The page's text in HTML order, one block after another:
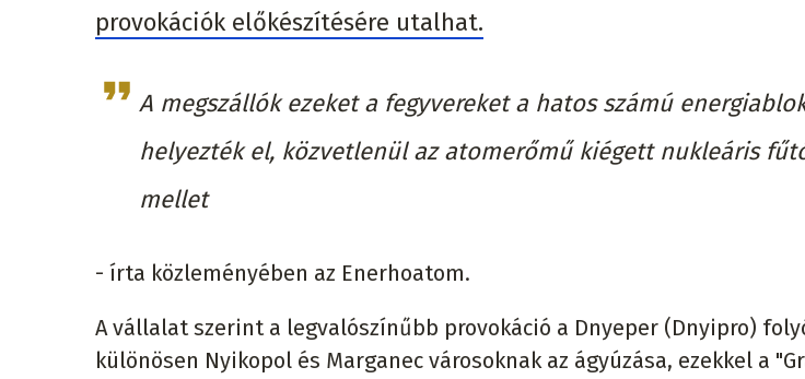
provokációk előkészítésére utalhat.
A megszállók ezeket a fegyvereket a hatos számú
helyezték el, közvetlenül az atomerőmű kiégett nukleáris
mellet
- írta közleményében az Enerhoatom.
A vállalat szerint a legvalószínűbb provokáció a Dnyeper (Dnyipro)
különösen Nyikopol és Marganec városoknak az ágyúzása, ezekkel a